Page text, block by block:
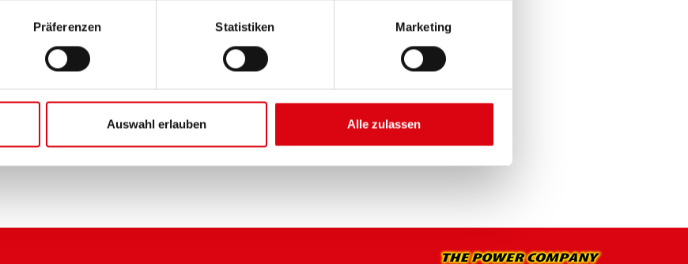
Präferenzen Statistiken Marketing
Auswahl erlauben Alle zulassen
Diese Batterie kaufen:
HÄNDLER & EINBAUSERVICE >